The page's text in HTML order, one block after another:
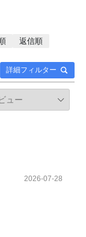
詳細フィルター
返信順
2026-07-28